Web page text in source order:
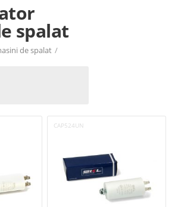
spalat
de spalat /
CAP524UN